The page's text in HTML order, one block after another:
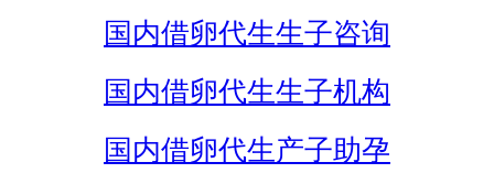
国内借卵代生生子咨询
国内借卵代生生子机构
国内借卵代生产子助孕